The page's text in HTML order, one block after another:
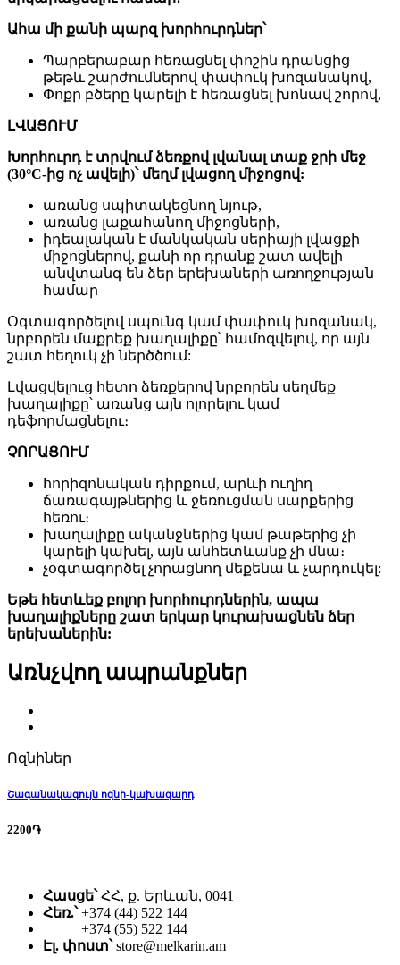
Ահա մի քանի պարզ խորհուրդներ՝
Պարբերաբար հեռացնել փոշին դրանցից
թեթև շարժումներով փափուկ խոզանակով,
Փոքր բծերը կարելի է հեռացնել խոնավ շորով,
ԼՎԱՑՈՒՄ
Խորհուրդ է տրվում ձեռքով լվանալ տաք ջրի մեջ
(30°C-ից ոչ ավելի)՝ մեղմ լվացող միջոցով:
առանց սպիտակեցնող նյութ,
առանց լաքահանող միջոցների,
իդեալական է մանկական սերիայի լվացքի
միջոցներով, քանի որ դրանք շատ ավելի
անվտանգ են ձեր երեխաների առողջության
համար
Օգտագործելով սպունգ կամ փափուկ խոզանակ,
նրբորեն մաքրեք խաղալիքը՝ համոզվելով, որ այն
շատ հեղուկ չի ներծծում:
Լվացվելուց հետո ձեռքերով նրբորեն սեղմեք
խաղալիքը՝ առանց այն ոլորելու կամ
դեֆորմացնելու։
ՉՈՐԱՑՈՒՄ
հորիզոնական դիրքում, արևի ուղիղ
ճառագայթներից և ջեռուցման սարքերից
հեռու։
խաղալիքը ականջներից կամ թաթերից չի
կարելի կախել, այն անհետևանք չի մնա։
չօգտագործել չորացնող մեքենա և չարդուկել:
Եթե ​​հետևեք բոլոր խորհուրդներին, ապա
խաղալիքները շատ երկար կուրախացնեն ձեր
երեխաներին:
Առնչվող ապրանքներ
Ոզնիներ
Շագանակագույն ոզնի-կախազարդ
2200֏
Հասցե՝ՀՀ, ք. Երևան, 0041
Հեռ.՝+374 (44) 522 144
+374 (55) 522 144
Էլ. փոստ՝store@melkarin.am